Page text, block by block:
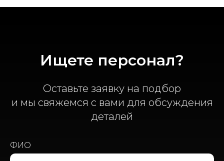
Ищете персонал?
Оставьте заявку на подбор
и мы свяжемся с вами для обсуждения
деталей
ФИО